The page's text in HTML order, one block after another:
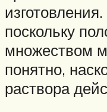
поскольку
множеством
понятно,
раствора